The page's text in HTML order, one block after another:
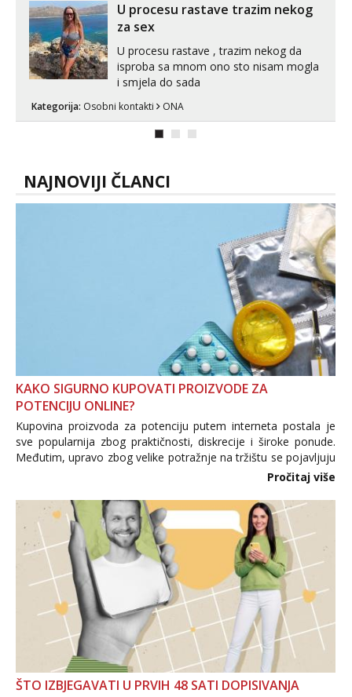
U procesu rastave trazim nekog
za sex
U procesu rastave , trazim nekog da
isproba sa mnom ono sto nisam mogla
i smjela do sada
Kategorija: Osobni kontakti ONA
NAJNOVIJI ČLANCI
KAKO SIGURNO KUPOVATI PROIZVODE ZA
POTENCIJU ONLINE?
Kupovina proizvoda za potenciju putem interneta postala je
sve popularnija zbog praktičnosti, diskrecije i široke ponude.
Međutim, upravo zbog velike potražnje na tržištu se pojavljuju
i brojni krivotvoreni proizvodi, nepouzdane internetske
Pročitaj više
ŠTO IZBJEGAVATI U PRVIH 48 SATI DOPISIVANJA